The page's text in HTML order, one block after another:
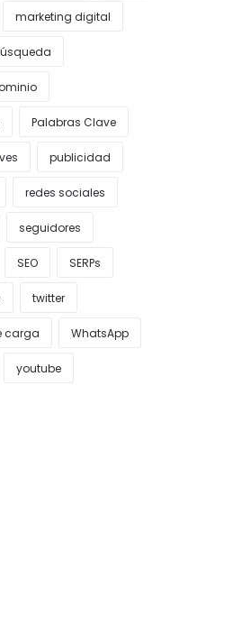
marketing digital
Palabras Clave
publicidad
redes sociales
seguidores
SEO SERPs
twitter
carga WhatsApp
youtube